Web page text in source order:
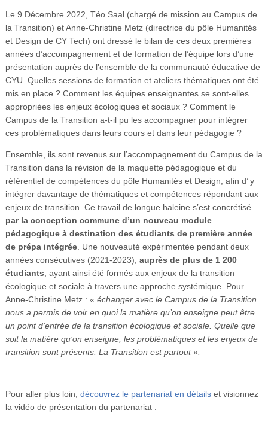
Le 9 Décembre 2022, Téo Saal (chargé de mission au Campus de
la Transition) et Anne-Christine Metz (directrice du pôle Humanités
et Design de CY Tech) ont dressé le bilan de ces deux premières
années d’accompagnement et de formation de l’équipe lors d’une
présentation auprès de l’ensemble de la communauté éducative de
CYU. Quelles sessions de formation et ateliers thématiques ont été
mis en place ? Comment les équipes enseignantes se sont-elles
appropriées les enjeux écologiques et sociaux ? Comment le
Campus de la Transition a-t-il pu les accompagner pour intégrer
ces problématiques dans leurs cours et dans leur pédagogie ?
Ensemble, ils sont revenus sur l’accompagnement du Campus de la
Transition dans la révision de la maquette pédagogique et du
référentiel de compétences du pôle Humanités et Design, afin d’ y
intégrer davantage de thématiques et compétences répondant aux
enjeux de transition. Ce travail de longue haleine s’est concrétisé
par la conception commune d’un nouveau module
pédagogique à destination des étudiants de première année
de prépa intégrée. Une nouveauté expérimentée pendant deux
années consécutives (2021-2023), auprès de plus de 1 200
étudiants, ayant ainsi été formés aux enjeux de la transition
écologique et sociale à travers une approche systémique. Pour
Anne-Christine Metz : « échanger avec le Campus de la Transition
nous a permis de voir en quoi la matière qu’on enseigne peut être
un point d’entrée de la transition écologique et sociale. Quelle que
soit la matière qu’on enseigne, les problématiques et les enjeux de
transition sont présents. La Transition est partout ».
Pour aller plus loin, découvrez le partenariat en détailset visionnez
la vidéo de présentation du partenariat :